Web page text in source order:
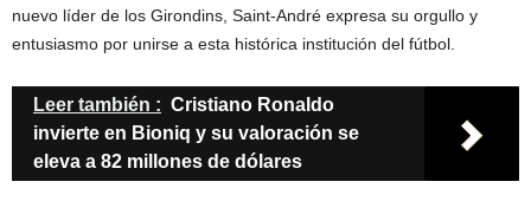
nuevo líder de los Girondins, Saint-André expresa su orgullo y
entusiasmo por unirse a esta histórica institución del fútbol.
Leer también : Cristiano Ronaldo
invierte en Bioniq y su valoración se
eleva a 82 millones de dólares